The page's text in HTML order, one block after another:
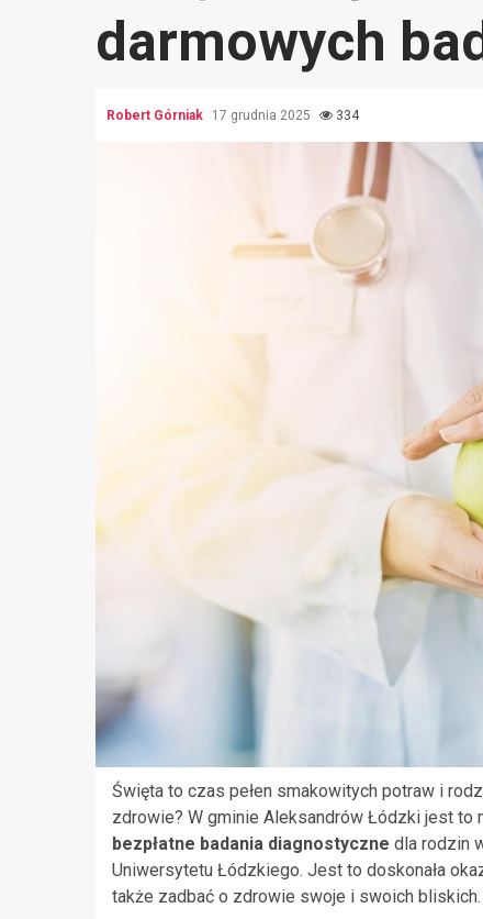
darmowych
Robert Górniak 17 grudnia 2025 334
Święta to czas pełen smakowitych potraw i
zdrowie? W gminie Aleksandrów Łódzki jest to
bezpłatne badania diagnostyczne dla rodzin
Uniwersytetu Łódzkiego. Jest to doskonała
także zadbać o zdrowie swoje i swoich bliskich.